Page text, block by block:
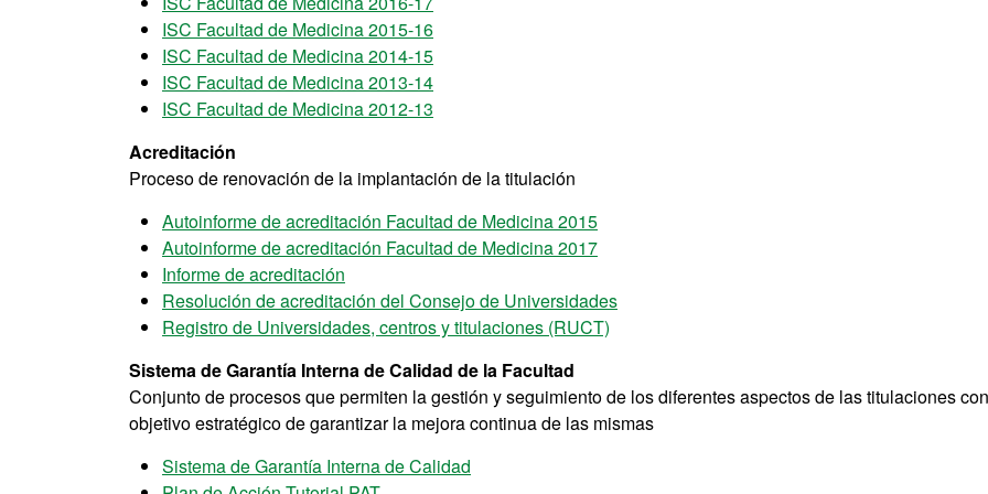
ISC Facultad de Medicina 2015-16
ISC Facultad de Medicina 2014-15
ISC Facultad de Medicina 2013-14
ISC Facultad de Medicina 2012-13
Acreditación
Proceso de renovación de la implantación de la titulación
Autoinforme de acreditación Facultad de Medicina 2015
Autoinforme de acreditación Facultad de Medicina 2017
Informe de acreditación
Resolución de acreditación del Consejo de Universidades
Registro de Universidades, centros y titulaciones (RUCT)
Sistema de Garantía Interna de Calidad de la Facultad
Conjunto de procesos que permiten la gestión y seguimiento de los diferentes aspectos de las titulaciones
objetivo estratégico de garantizar la mejora continua de las mismas
Sistema de Garantía Interna de Calidad